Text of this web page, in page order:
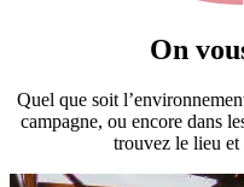
On
Quel que soit
campagne, ou encore dans
trouvez le lieu et